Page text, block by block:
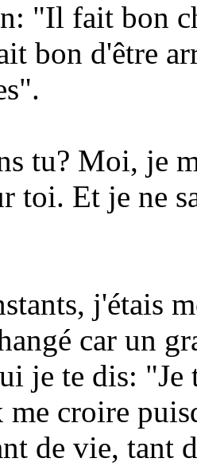
"Il fait bon
bon d'être
tu? Moi, je
toi. Et je ne
j'étais
car un
je te dis:
croire
de vie, tant